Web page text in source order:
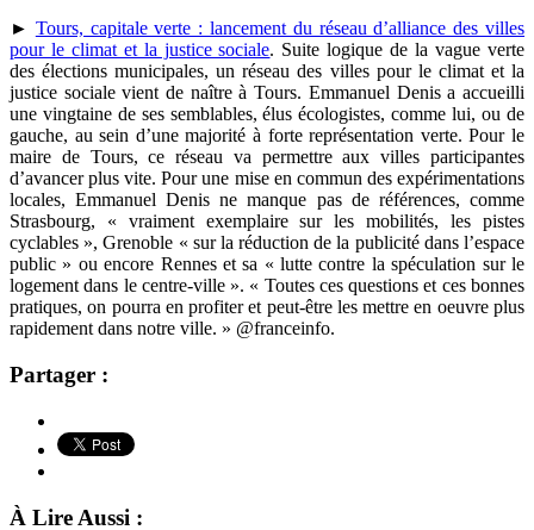
► Tours, capitale verte : lancement du réseau d’alliance des villes
pour le climat et la justice sociale. Suite logique de la vague verte
des élections municipales, un réseau des villes pour le climat et la
justice sociale vient de naître à Tours. Emmanuel Denis a accueilli
une vingtaine de ses semblables, élus écologistes, comme lui, ou de
gauche, au sein d’une majorité à forte représentation verte. Pour le
maire de Tours, ce réseau va permettre aux villes participantes
d’avancer plus vite. Pour une mise en commun des expérimentations
locales, Emmanuel Denis ne manque pas de références, comme
Strasbourg, « vraiment exemplaire sur les mobilités, les pistes
cyclables », Grenoble « sur la réduction de la publicité dans l’espace
public » ou encore Rennes et sa « lutte contre la spéculation sur le
logement dans le centre-ville ». « Toutes ces questions et ces bonnes
pratiques, on pourra en profiter et peut-être les mettre en oeuvre plus
rapidement dans notre ville. » @franceinfo.
Partager :
À Lire Aussi :